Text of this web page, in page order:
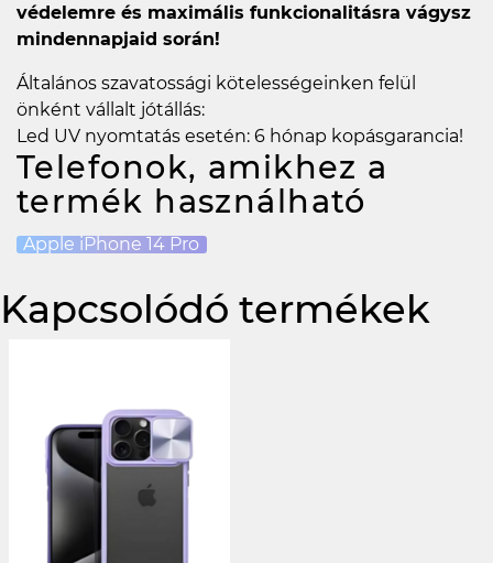
védelemre és maximális funkcionalitásra vágysz
mindennapjaid során!
Általános szavatossági kötelességeinken felül
önként vállalt jótállás:
Led UV nyomtatás esetén: 6 hónap kopásgarancia!
Telefonok, amikhez a
termék használható
Apple iPhone 14 Pro
Kapcsolódó termékek